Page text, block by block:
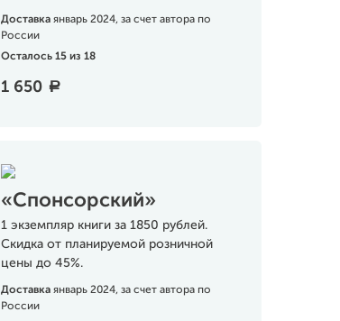
Доставка январь 2024, за счет автора по
России
Осталось 15 из 18
1 650 a
«Спонсорский»
1 экземпляр книги за 1850 рублей.
Скидка от планируемой розничной
цены до 45%.
Доставка январь 2024, за счет автора по
России